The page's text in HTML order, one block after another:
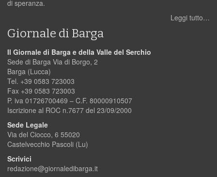
di speranza.
Leggi tutto…
Giornale di Barga
Il Giornale di Barga e della Valle del Serchio
Sede di Barga Via di Borgo, 2
Barga (Lucca)
Tel. +39 0583 723003
Fax +39 0583 723003
P. iva 01726700469 – C.F. 80000910507
Iscrizione al ROC n.7677 del 23/09/2000
Sede Legale
Via del Ciocco, 6 55020
Castelvecchio Pascoli (Lu)
Scrivici
redazione@giornaledibarga.it